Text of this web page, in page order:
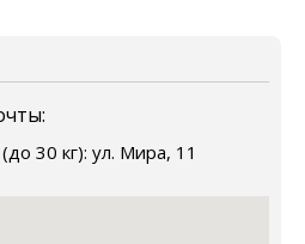
30 кг): ул. Мира, 11